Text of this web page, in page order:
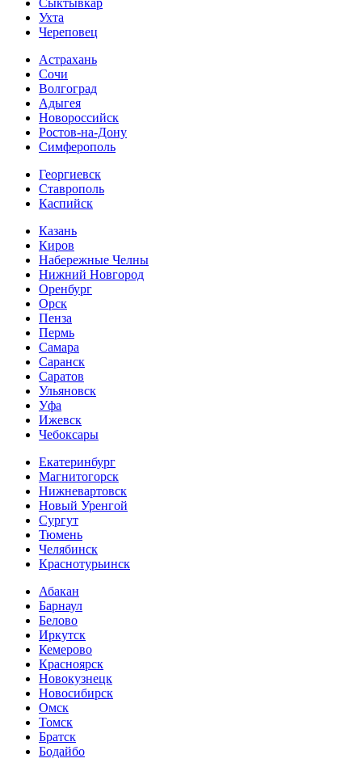
Сыктывкар
Ухта
Череповец
Астрахань
Сочи
Волгоград
Адыгея
Новороссийск
Ростов-на-Дону
Симферополь
Георгиевск
Ставрополь
Каспийск
Казань
Киров
Набережные Челны
Нижний Новгород
Оренбург
Орск
Пенза
Пермь
Самара
Саранск
Саратов
Ульяновск
Уфа
Ижевск
Чебоксары
Екатеринбург
Магнитогорск
Нижневартовск
Новый Уренгой
Сургут
Тюмень
Челябинск
Краснотурьинск
Абакан
Барнаул
Белово
Иркутск
Кемерово
Красноярск
Новокузнецк
Новосибирск
Омск
Томск
Братск
Бодайбо